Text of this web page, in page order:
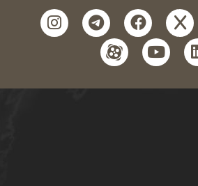
x
facebook
telegram
instagram
youtube
aparat